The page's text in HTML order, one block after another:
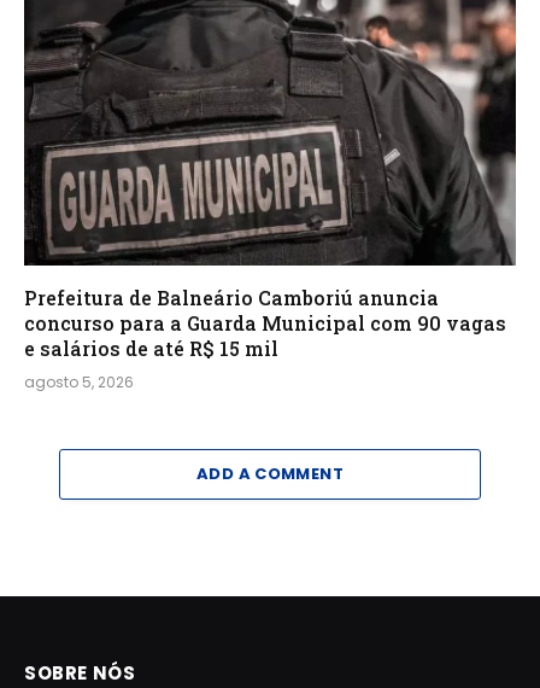
Prefeitura de Balneário Camboriú anuncia
concurso para a Guarda Municipal com 90 vagas
e salários de até R$ 15 mil
agosto 5, 2026
ADD A COMMENT
SOBRE NÓS